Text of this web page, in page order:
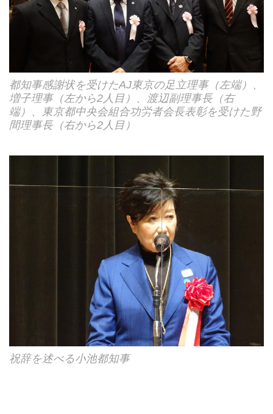
都知事感謝状を受けたAJ東京の足立理事（左端）、
増子理事（左から2人目）、渡辺副理事長（右
端）、東京都中央会組合功労者会長表彰を受けた野
間理事長（右から2人目）
祝辞を述べる小池都知事